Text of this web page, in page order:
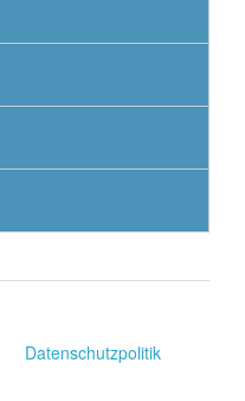
Datenschutzpolitik